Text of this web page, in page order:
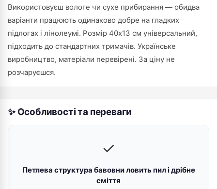
Використовуєш вологе чи сухе прибирання — обидва
варіанти працюють одинаково добре на гладких
підлогах і лінолеумі. Розмір 40х13 см універсальний,
підходить до стандартних тримачів. Українське
виробництво, матеріали перевірені. За ціну не
розчаруєшся.
✨ Особливості та переваги
✓
Петлева структура бавовни ловить пил і дрібне
сміття